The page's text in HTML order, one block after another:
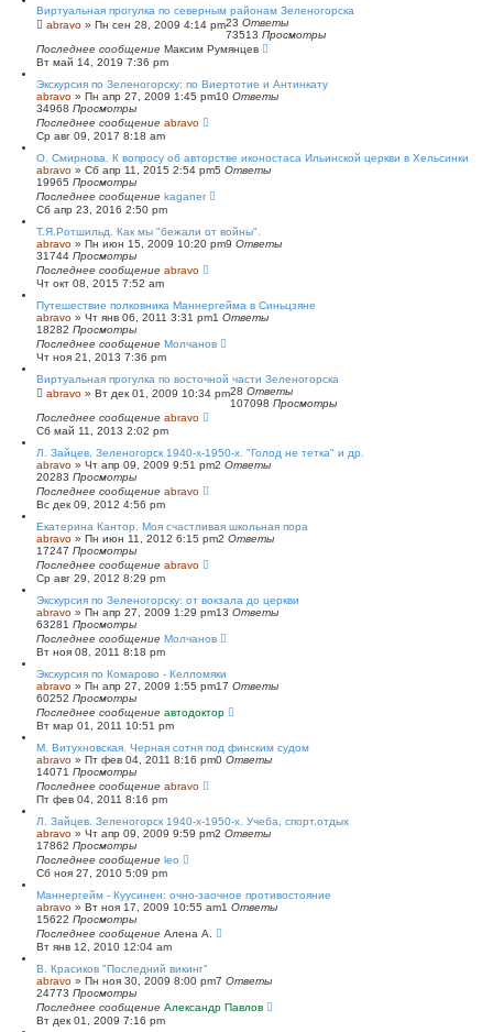
Виртуальная прогулка по северным районам Зеленогорска
abravo » Пн сен 28, 2009 4:14 pm23 Ответы
73513 Просмотры
Последнее сообщение Максим Румянцев
Вт май 14, 2019 7:36 pm
Экскурсия по Зеленогорску: по Виертотие и Антинкату
abravo » Пн апр 27, 2009 1:45 pm10 Ответы
34968 Просмотры
Последнее сообщение abravo
Ср авг 09, 2017 8:18 am
O. Смирнова. К вопросу об авторстве иконостаса Ильинской церкви в Хельсинки
abravo » Сб апр 11, 2015 2:54 pm5 Ответы
19965 Просмотры
Последнее сообщение kaganer
Сб апр 23, 2016 2:50 pm
Т.Я.Ротшильд. Как мы "бежали от войны".
abravo » Пн июн 15, 2009 10:20 pm9 Ответы
31744 Просмотры
Последнее сообщение abravo
Чт окт 08, 2015 7:52 am
Путешествие полковника Маннергейма в Синьцзяне
abravo » Чт янв 06, 2011 3:31 pm1 Ответы
18282 Просмотры
Последнее сообщение Молчанов
Чт ноя 21, 2013 7:36 pm
Виртуальная прогулка по восточной части Зеленогорска
abravo » Вт дек 01, 2009 10:34 pm28 Ответы
107098 Просмотры
Последнее сообщение abravo
Сб май 11, 2013 2:02 pm
Л. Зайцев. Зеленогорск 1940-х-1950-х. "Голод не тетка" и др.
abravo » Чт апр 09, 2009 9:51 pm2 Ответы
20283 Просмотры
Последнее сообщение abravo
Вс дек 09, 2012 4:56 pm
Екатерина Кантор. Моя счастливая школьная пора
abravo » Пн июн 11, 2012 6:15 pm2 Ответы
17247 Просмотры
Последнее сообщение abravo
Ср авг 29, 2012 8:29 pm
Экскурсия по Зеленогорску: от вокзала до церкви
abravo » Пн апр 27, 2009 1:29 pm13 Ответы
63281 Просмотры
Последнее сообщение Молчанов
Вт ноя 08, 2011 8:18 pm
Экскурсия по Комарово - Келломяки
abravo » Пн апр 27, 2009 1:55 pm17 Ответы
60252 Просмотры
Последнее сообщение автодоктор
Вт мар 01, 2011 10:51 pm
М. Витухновская. Черная сотня под финским судом
abravo » Пт фев 04, 2011 8:16 pm0 Ответы
14071 Просмотры
Последнее сообщение abravo
Пт фев 04, 2011 8:16 pm
Л. Зайцев. Зеленогорск 1940-х-1950-х. Учеба, спорт,отдых
abravo » Чт апр 09, 2009 9:59 pm2 Ответы
17862 Просмотры
Последнее сообщение leo
Сб ноя 27, 2010 5:09 pm
Маннергейм - Куусинен: очно-заочное противостояние
abravo » Вт ноя 17, 2009 10:55 am1 Ответы
15622 Просмотры
Последнее сообщение Алена А.
Вт янв 12, 2010 12:04 am
В. Красиков "Последний викинг"
abravo » Пн ноя 30, 2009 8:00 pm7 Ответы
24773 Просмотры
Последнее сообщение Александр Павлов
Вт дек 01, 2009 7:16 pm